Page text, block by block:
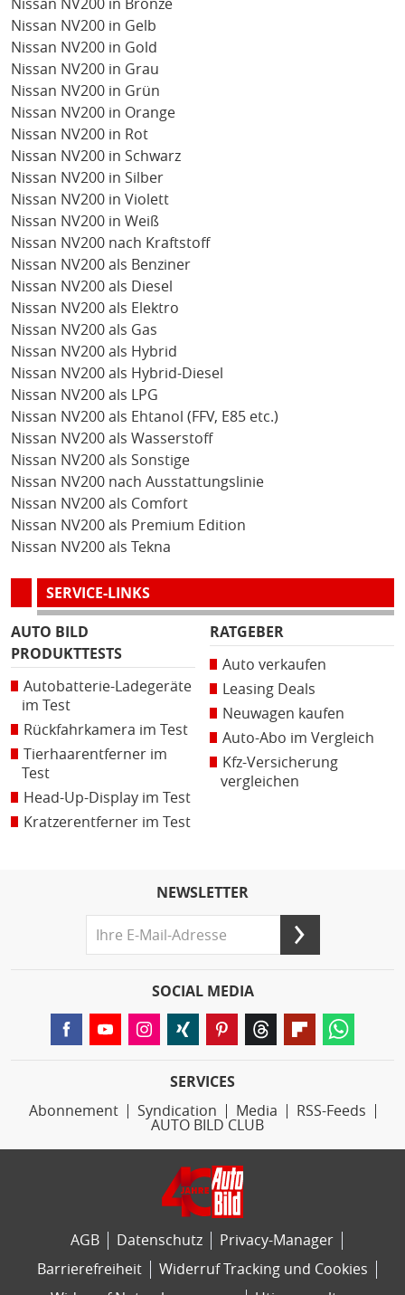
Nissan NV200 in Bronze
Nissan NV200 in Gelb
Nissan NV200 in Gold
Nissan NV200 in Grau
Nissan NV200 in Grün
Nissan NV200 in Orange
Nissan NV200 in Rot
Nissan NV200 in Schwarz
Nissan NV200 in Silber
Nissan NV200 in Violett
Nissan NV200 in Weiß
Nissan NV200 nach Kraftstoff
Nissan NV200 als Benziner
Nissan NV200 als Diesel
Nissan NV200 als Elektro
Nissan NV200 als Gas
Nissan NV200 als Hybrid
Nissan NV200 als Hybrid-Diesel
Nissan NV200 als LPG
Nissan NV200 als Ehtanol (FFV, E85 etc.)
Nissan NV200 als Wasserstoff
Nissan NV200 als Sonstige
Nissan NV200 nach Ausstattungslinie
Nissan NV200 als Comfort
Nissan NV200 als Premium Edition
Nissan NV200 als Tekna
SERVICE-LINKS
AUTO BILD
PRODUKTTESTS
Autobatterie-Ladegeräte
im Test
Rückfahrkamera im Test
Tierhaarentferner im
Test
Head-Up-Display im Test
Kratzerentferner im Test
RATGEBER
Auto verkaufen
Leasing Deals
Neuwagen kaufen
Auto-Abo im Vergleich
Kfz-Versicherung
vergleichen
NEWSLETTER
SOCIAL MEDIA
SERVICES
Abonnement
Syndication Media
RSS-Feeds
AUTO BILD CLUB
AGB Datenschutz
Privacy-Manager
Barrierefreiheit
Widerruf Tracking und Cookies